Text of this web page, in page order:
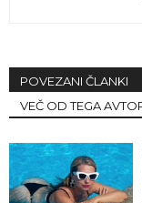
POVEZANI ČLANKI
VEČ OD TEGA